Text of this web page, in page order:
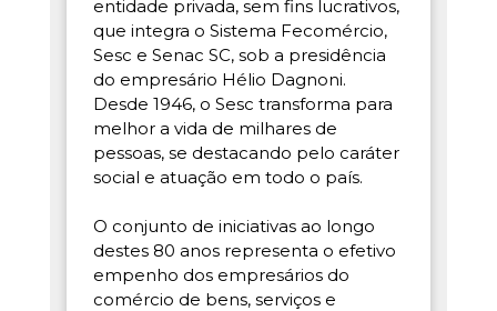
entidade privada, sem fins lucrativos,
que integra o Sistema Fecomércio,
Sesc e Senac SC, sob a presidência
do empresário Hélio Dagnoni.
Desde 1946, o Sesc transforma para
melhor a vida de milhares de
pessoas, se destacando pelo caráter
social e atuação em todo o país.
O conjunto de iniciativas ao longo
destes 80 anos representa o efetivo
empenho dos empresários do
comércio de bens, serviços e